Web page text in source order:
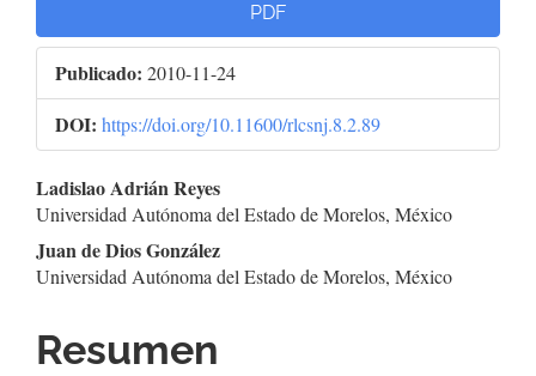
PDF
Publicado: 2010-11-24
DOI: https://doi.org/10.11600/rlcsnj.8.2.89
Contenido
principal
del
artículo
Ladislao Adrián Reyes
Universidad Autónoma del Estado de Morelos, México
Juan de Dios González
Universidad Autónoma del Estado de Morelos, México
Resumen